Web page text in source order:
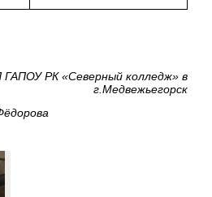
РК «Северный колледж» в
г.Медвежьегорск